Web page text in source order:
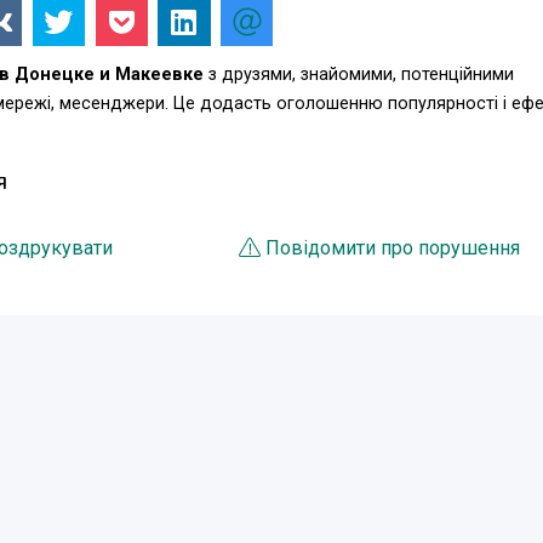
Донецке и Макеевке з друзями, знайомими, потенційними
месенджери. Це додасть оголошенню популярності і
Повідомити про порушення